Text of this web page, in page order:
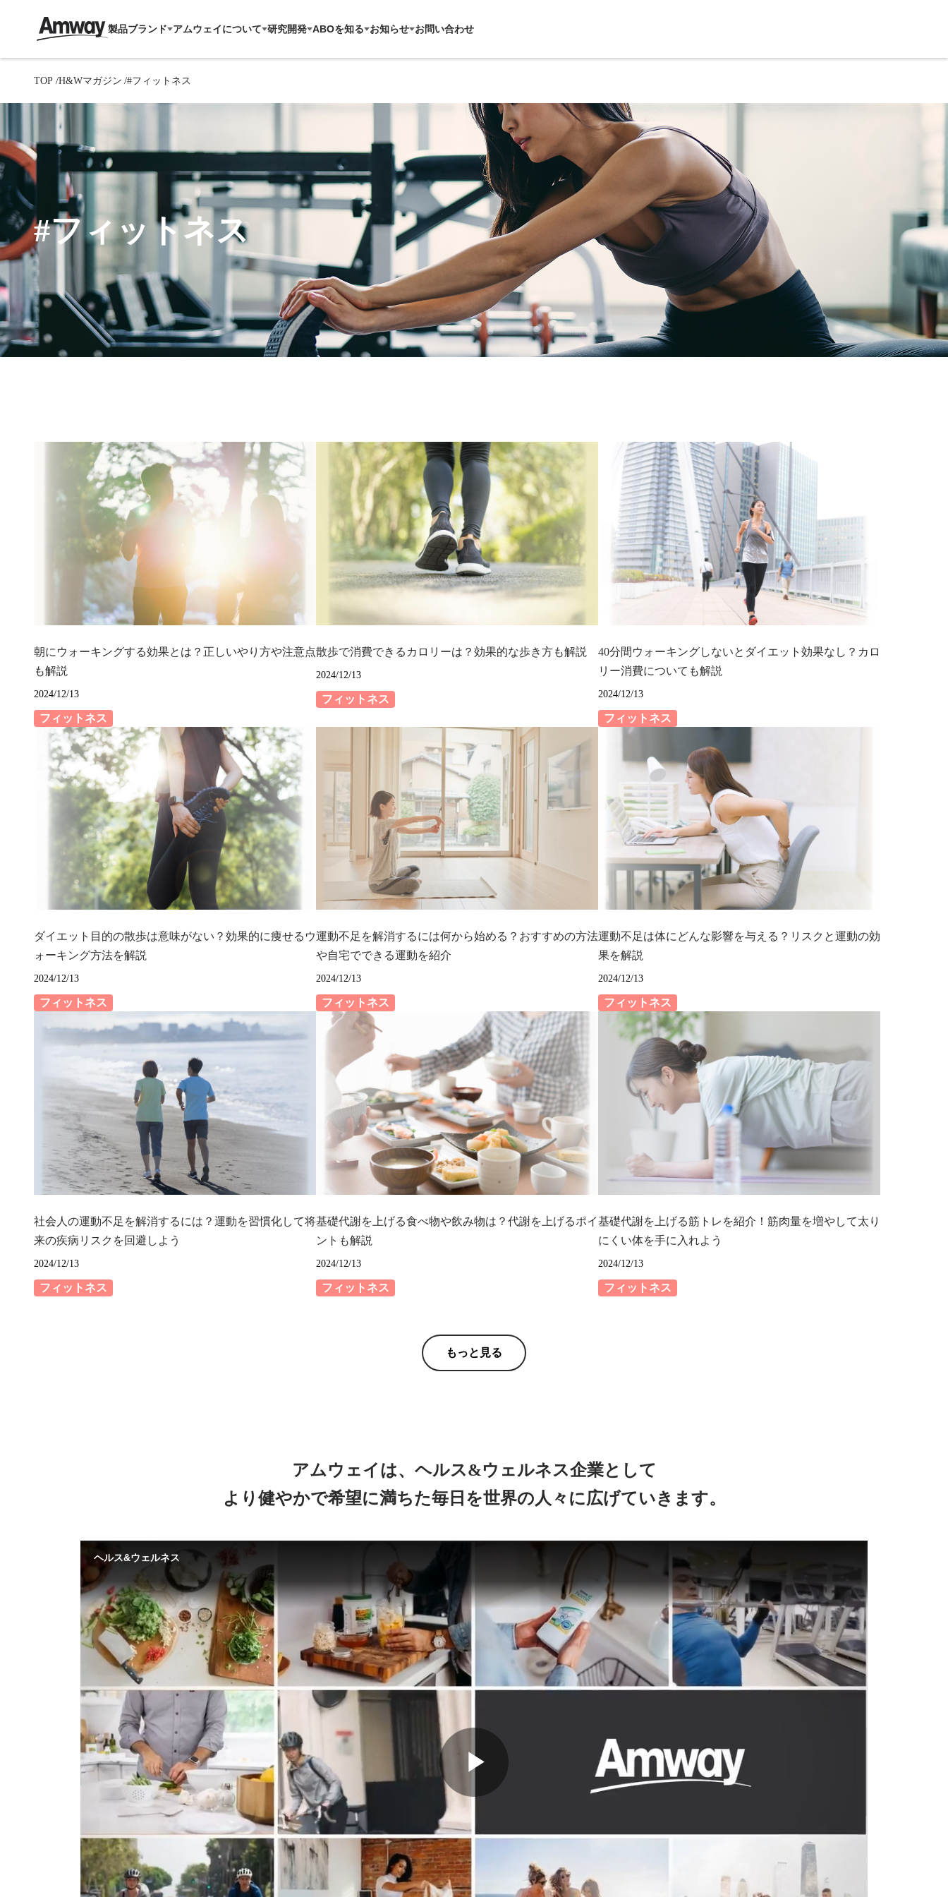
製品ブランド アムウェイについて 研究開発 ABOを知る お知らせ お問い合わせ
TOP H&Wマガジン #フィットネス
#フィットネス
朝にウォーキングする効果とは？正しいやり方や注意点
も解説
2024/12/13
フィットネス
散歩で消費できるカロリーは？効果的な歩き方も解説
2024/12/13
フィットネス
40分間ウォーキングしないとダイエット効果なし？カロ
リー消費についても解説
2024/12/13
フィットネス
ダイエット目的の散歩は意味がない？効果的に痩せるウ
ォーキング方法を解説
2024/12/13
フィットネス
運動不足を解消するには何から始める？おすすめの方法
や自宅でできる運動を紹介
2024/12/13
フィットネス
運動不足は体にどんな影響を与える？リスクと運動の効
果を解説
2024/12/13
フィットネス
社会人の運動不足を解消するには？運動を習慣化して将
来の疾病リスクを回避しよう
2024/12/13
フィットネス
基礎代謝を上げる食べ物や飲み物は？代謝を上げるポイ
ントも解説
2024/12/13
フィットネス
基礎代謝を上げる筋トレを紹介！筋肉量を増やして太り
にくい体を手に入れよう
2024/12/13
フィットネス
もっと見る
アムウェイは、 ヘルス&ウェルネス企業として
より健やかで希望に満ちた毎日を世界の人々に広げていきます。